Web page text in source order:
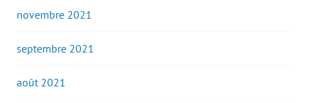
novembre 2021
septembre 2021
août 2021